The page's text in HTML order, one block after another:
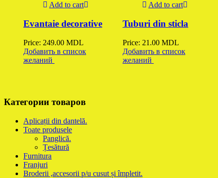
Add to cart
Evantaie decorative
Price: 249.00 MDL
Добавить в список
желаний
Add to cart
Tuburi din sticla
Price: 21.00 MDL
Добавить в список
желаний
Категории товаров
Aplicații din dantelă.
Toate produsele
Panglică.
Țesătură
Furnitura
Franjuri
Broderii ,accesorii p/u cusut și împletit.